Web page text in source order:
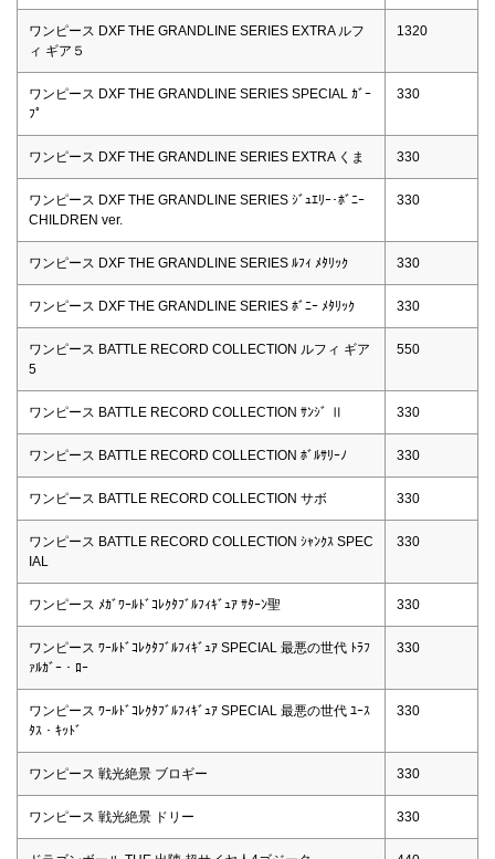
ワンピース DXF THE GRANDLINE SERIES EXTRA ルフ
ィ ギア５
1320
ワンピース DXF THE GRANDLINE SERIES SPECIAL ｶﾞｰ
ﾌﾟ
330
ワンピース DXF THE GRANDLINE SERIES EXTRA くま 330
ワンピース DXF THE GRANDLINE SERIES ｼﾞｭｴﾘｰ･ﾎﾞﾆｰ
CHILDREN ver.
330
ワンピース DXF THE GRANDLINE SERIES ﾙﾌｨ ﾒﾀﾘｯｸ 330
ワンピース DXF THE GRANDLINE SERIES ﾎﾞﾆｰ ﾒﾀﾘｯｸ 330
ワンピース BATTLE RECORD COLLECTION ルフィ ギア
5
550
ワンピース BATTLE RECORD COLLECTION ｻﾝｼﾞ Ⅱ 330
ワンピース BATTLE RECORD COLLECTION ﾎﾞﾙｻﾘｰﾉ 330
ワンピース BATTLE RECORD COLLECTION サボ 330
ワンピース BATTLE RECORD COLLECTION ｼｬﾝｸｽ SPEC
IAL
330
ワンピース ﾒｶﾞﾜｰﾙﾄﾞｺﾚｸﾀﾌﾞﾙﾌｨｷﾞｭｱ ｻﾀｰﾝ聖 330
ワンピース ﾜｰﾙﾄﾞｺﾚｸﾀﾌﾞﾙﾌｨｷﾞｭｱ SPECIAL 最悪の世代 ﾄﾗﾌ
ｧﾙｶﾞｰ・ﾛｰ
330
ワンピース ﾜｰﾙﾄﾞｺﾚｸﾀﾌﾞﾙﾌｨｷﾞｭｱ SPECIAL 最悪の世代 ﾕｰｽ
ﾀｽ・ｷｯﾄﾞ
330
ワンピース 戦光絶景 ブロギー 330
ワンピース 戦光絶景 ドリー 330